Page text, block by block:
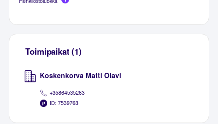
Toimipaikat (1)
Koskenkorva Matti Olavi
+35864535263
ID: 7539763